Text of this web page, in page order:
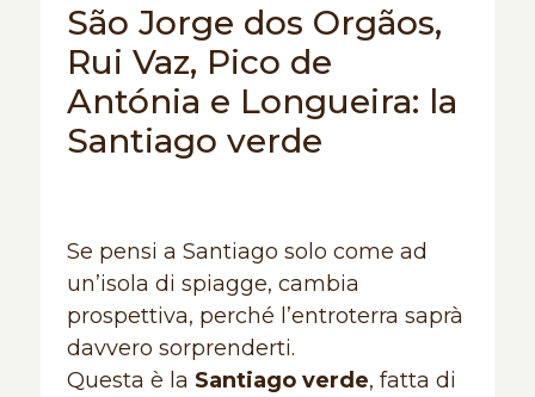
São Jorge dos Orgãos,
Rui Vaz, Pico de
Antónia e Longueira: la
Santiago verde
Se pensi a Santiago solo come ad
un’isola di spiagge, cambia
prospettiva, perché l’entroterra saprà
davvero sorprenderti.
Questa è la Santiago verde, fatta di